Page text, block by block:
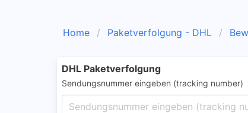
Home Paketverfolgung - DHL
DHL Paketverfolgung
Sendungsnummer eingeben (tracking number)